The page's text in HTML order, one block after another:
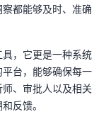
都能够及时、准确
，它更是一种系统
台，能够确保每一
、审批人以及相关
反馈。